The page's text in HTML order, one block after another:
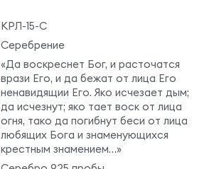
КРЛ-15-С
Серебрение
«Да воскреснет Бог, и расточатся
врази Его, и да бежат от лица Его
ненавидящии Его. Яко исчезает дым;
да исчезнут; яко тает воск от лица
огня, тако да погибнут беси от лица
любящих Бога и знаменующихся
крестным знамением…»